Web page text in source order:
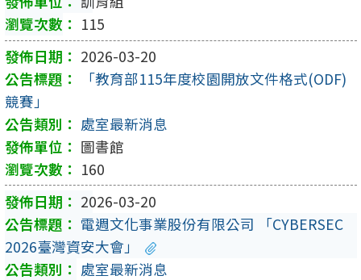
115
2026-03-20
「教育部115年度校園開放文件格式(ODF)
競賽」
處室最新消息
圖書館
160
2026-03-20
電週文化事業股份有限公司 「CYBERSEC
2026臺灣資安大會」
處室最新消息